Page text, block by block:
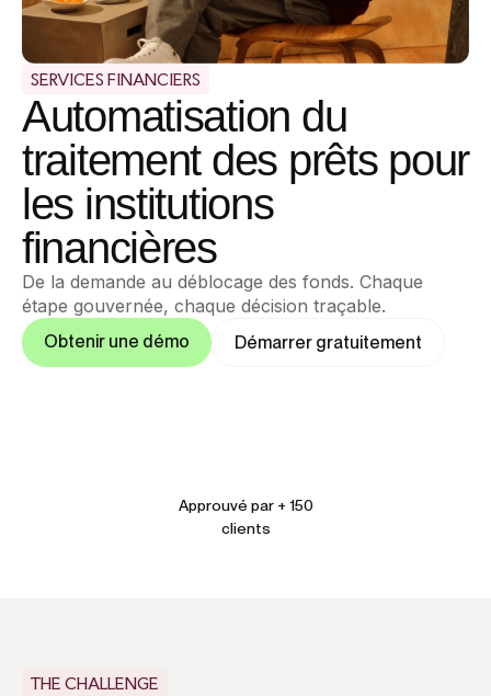
SERVICES FINANCIERS
Automatisation du
traitement des prêts pour
les institutions
financières
De la demande au déblocage des fonds. Chaque
étape gouvernée, chaque décision traçable.
Obtenir une démo Démarrer gratuitement
Approuvé par + 150
clients
THE CHALLENGE